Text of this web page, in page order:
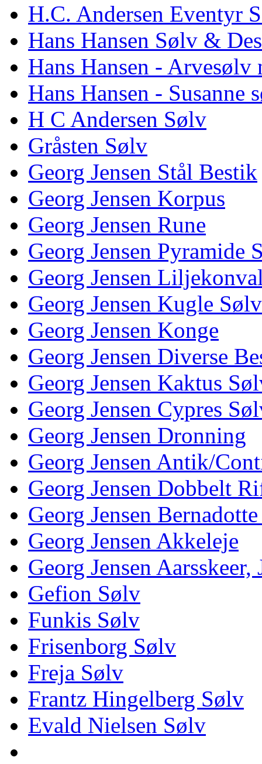
H.C. Andersen Eventyr
Hans Hansen Sølv &
Hans Hansen - Arvesølv
Hans Hansen - Susanne
H C Andersen Sølv
Gråsten Sølv
Georg Jensen Stål Bestik
Georg Jensen Korpus
Georg Jensen Rune
Georg Jensen Pyramide
Georg Jensen
Georg Jensen Kugle Sølv
Georg Jensen Konge
Georg Jensen Diverse
Georg Jensen Kaktus
Georg Jensen Cypres
Georg Jensen Dronning
Georg Jensen Antik/
Georg Jensen Dobbelt
Georg Jensen
Georg Jensen Akkeleje
Georg Jensen
Gefion Sølv
Funkis Sølv
Frisenborg Sølv
Freja Sølv
Frantz Hingelberg Sølv
Evald Nielsen Sølv